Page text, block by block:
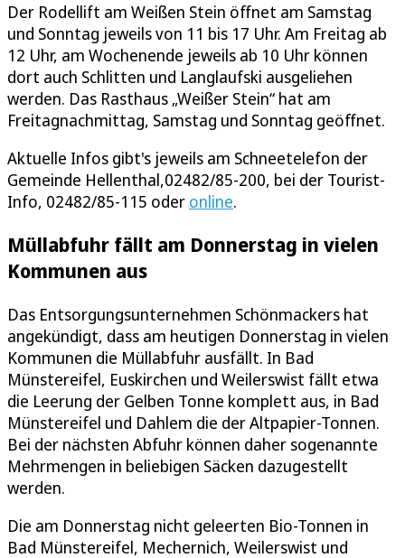
Der Rodellift am Weißen Stein öffnet am Samstag
und Sonntag jeweils von 11 bis 17 Uhr. Am Freitag ab
12 Uhr, am Wochenende jeweils ab 10 Uhr können
dort auch Schlitten und Langlaufski ausgeliehen
werden. Das Rasthaus „Weißer Stein“ hat am
Freitagnachmittag, Samstag und Sonntag geöffnet.
Aktuelle Infos gibt's jeweils am Schneetelefon der
Gemeinde Hellenthal,02482/85-200, bei der Tourist-
Info, 02482/85-115 oder online.
Müllabfuhr fällt am Donnerstag in vielen
Kommunen aus
Das Entsorgungsunternehmen Schönmackers hat
angekündigt, dass am heutigen Donnerstag in vielen
Kommunen die Müllabfuhr ausfällt. In Bad
Münstereifel, Euskirchen und Weilerswist fällt etwa
die Leerung der Gelben Tonne komplett aus, in Bad
Münstereifel und Dahlem die der Altpapier-Tonnen.
Bei der nächsten Abfuhr können daher sogenannte
Mehrmengen in beliebigen Säcken dazugestellt
werden.
Die am Donnerstag nicht geleerten Bio-Tonnen in
Bad Münstereifel, Mechernich, Weilerswist und